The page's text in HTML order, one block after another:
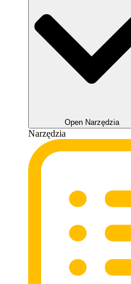
Open Narzędzia
Narzędzia